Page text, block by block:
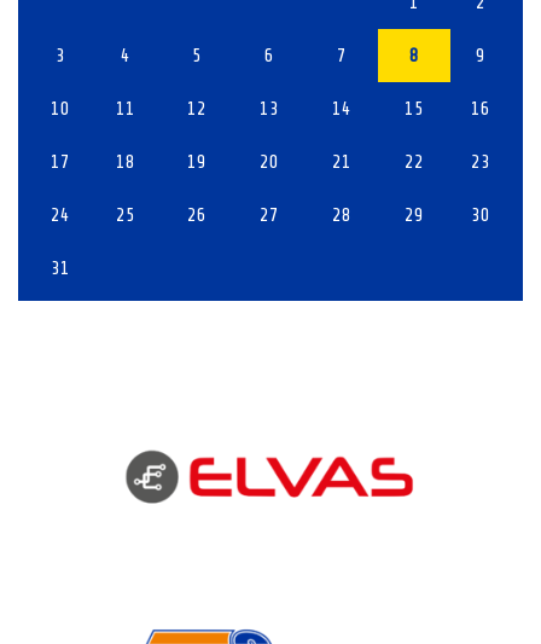
3 4 5 6 7 8 9
10 11 12 13 14 15 16
17 18 19 20 21 22 23
24 25 26 27 28 29 30
31